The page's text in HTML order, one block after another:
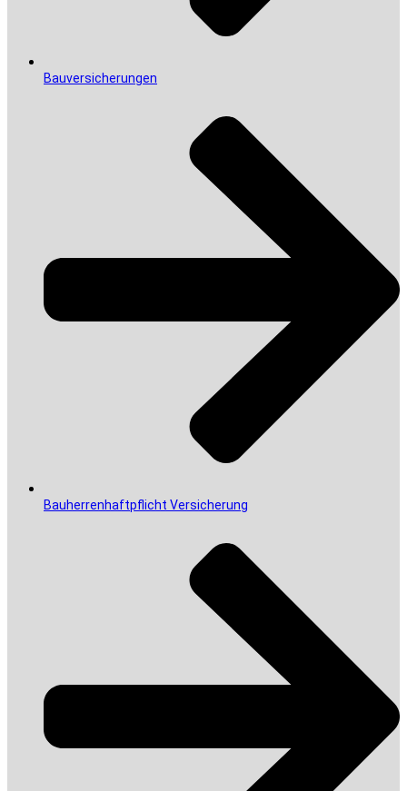
Bauversicherungen
Bauherrenhaftpflicht Versicherung